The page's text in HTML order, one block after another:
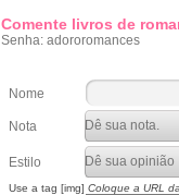
Comente livros de
Senha: adororomances
Nome
Nota
Estilo
Use a tag [img] Coloque a URL